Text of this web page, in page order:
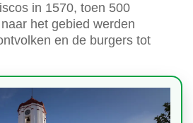
in 1570, toen 500
het gebied werden
en de burgers tot